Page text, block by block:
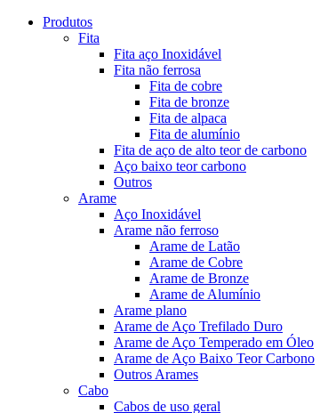
Produtos
Fita
Fita aço Inoxidável
Fita não ferrosa
Fita de cobre
Fita de bronze
Fita de alpaca
Fita de alumínio
Fita de aço de alto teor de carbono
Aço baixo teor carbono
Outros
Arame
Aço Inoxidável
Arame não ferroso
Arame de Latão
Arame de Cobre
Arame de Bronze
Arame de Alumínio
Arame plano
Arame de Aço Trefilado Duro
Arame de Aço Temperado em Óleo
Arame de Aço Baixo Teor Carbono
Outros Arames
Cabo
Cabos de uso geral